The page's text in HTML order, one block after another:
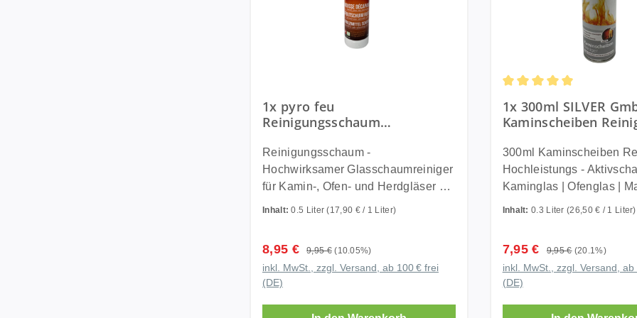
1x pyro feu
Reinigungsschaum
Glasschaumreiniger für
Kamin- Ofen- und Herdgläser
| 500ml
Reinigungsschaum -
Hochwirksamer Glasschaumreiniger
für Kamin-, Ofen- und Herdgläser ✨
ein kraftvoller Glasschaumreiniger
(500 ml), speziell entwickelt für stark
verrußte oder verkohlte
Sichtscheiben von Kaminen, Öfen,
Inhalt:0.5 Liter(17,90 € / 1 Liter)
Verkaufspreis:
8,95 € Regulärer Preis:
9,95 € (10.05%)
inkl. MwSt., zzgl. Versand, ab 100 € frei
(DE)
1x 300ml SILVER
Kaminscheiben
Ofenglas | Made in
300ml Kaminscheiben
Hochleistungs -
Kaminglas | Ofenglas |
hartnäckigster
wie z. B. Ruß, Fett, Öl,
Verbrennungsrückstände,
Rauchharz uvm. Der Reiniger ist
Inhalt:0.3 Liter(26,50 € / 1 Liter)
Verkaufspreis:
7,95 € Regulärer Preis:
9,95 € (20.1%)
inkl. MwSt., zzgl. Versand, ab
(DE)